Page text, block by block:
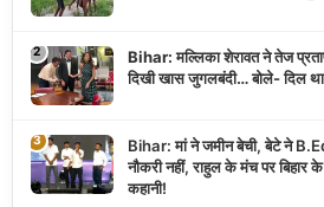
2
Bihar: मल्लिका शेरावत ने तेज
दिखी खास जुगलबंदी… बोले- दिल
3
Bihar: मां ने जमीन बेची, बेटे ने
नौकरी नहीं, राहुल के मंच पर बिहार
कहानी!